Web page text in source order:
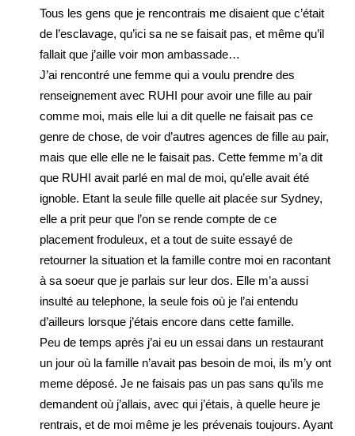
Tous les gens que je rencontrais me disaient que c’était
de l’esclavage, qu’ici sa ne se faisait pas, et même qu’il
fallait que j’aille voir mon ambassade…
J’ai rencontré une femme qui a voulu prendre des
renseignement avec RUHI pour avoir une fille au pair
comme moi, mais elle lui a dit quelle ne faisait pas ce
genre de chose, de voir d’autres agences de fille au pair,
mais que elle elle ne le faisait pas. Cette femme m’a dit
que RUHI avait parlé en mal de moi, qu’elle avait été
ignoble. Etant la seule fille quelle ait placée sur Sydney,
elle a prit peur que l’on se rende compte de ce
placement froduleux, et a tout de suite essayé de
retourner la situation et la famille contre moi en racontant
à sa soeur que je parlais sur leur dos. Elle m’a aussi
insulté au telephone, la seule fois où je l’ai entendu
d’ailleurs lorsque j’étais encore dans cette famille.
Peu de temps après j’ai eu un essai dans un restaurant
un jour où la famille n’avait pas besoin de moi, ils m’y ont
meme déposé. Je ne faisais pas un pas sans qu’ils me
demandent où j’allais, avec qui j’étais, à quelle heure je
rentrais, et de moi même je les prévenais toujours. Ayant